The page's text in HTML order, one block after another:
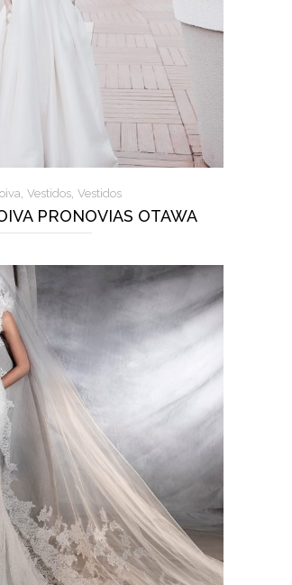
, Vestidos, Vestidos
PRONOVIAS OTAWA